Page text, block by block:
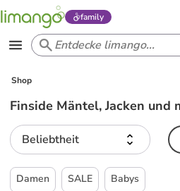
family
Shop
Finside Mäntel, Jacken und
Beliebtheit
Damen SALE Babys